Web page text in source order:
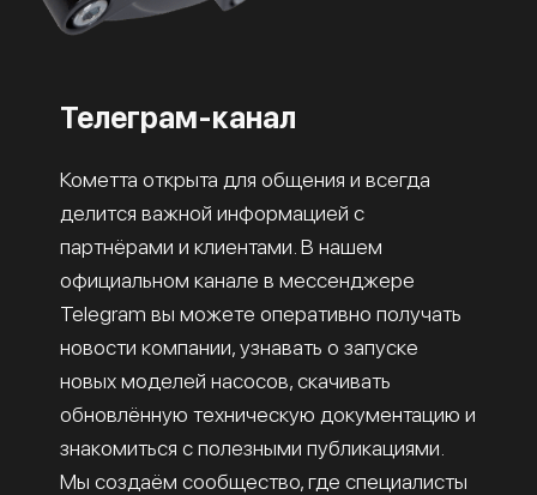
Телеграм-канал
Кометта открыта для общения и всегда
делится важной информацией с
партнёрами и клиентами. В нашем
официальном канале в мессенджере
Telegram вы можете оперативно получать
новости компании, узнавать о запуске
новых моделей насосов, скачивать
обновлённую техническую документацию и
знакомиться с полезными публикациями.
Мы создаём сообщество, где специалисты